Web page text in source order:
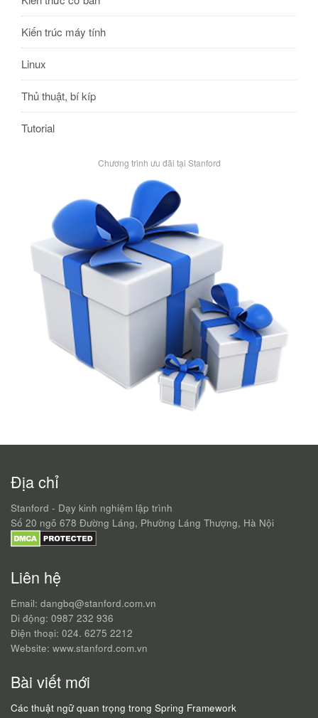
Kiến trúc máy tính
Linux
Thủ thuật, bí kíp
Tutorial
Chương trình ưu đãi tại Stanford
Địa chỉ
Stanford - Dạy kinh nghiệm lập trình
Số 20 ngõ 678 Đường Láng, Phường Láng Thượng, Hà Nội
Liên hệ
Email: dangbq@stanford.com.vn
Di động: 0987 232 936
Điện thoại: 024. 6275 2212
Website: www.stanford.com.vn
Bài viết mới
Các thuật ngữ quan trọng trong Spring Framework